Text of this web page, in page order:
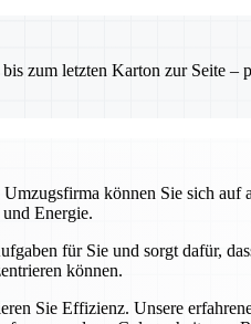
zum letzten Karton zur Seite –
können Sie sich auf
Energie.
für Sie und sorgt dafür,
können.
Sie Effizienz. Unsere